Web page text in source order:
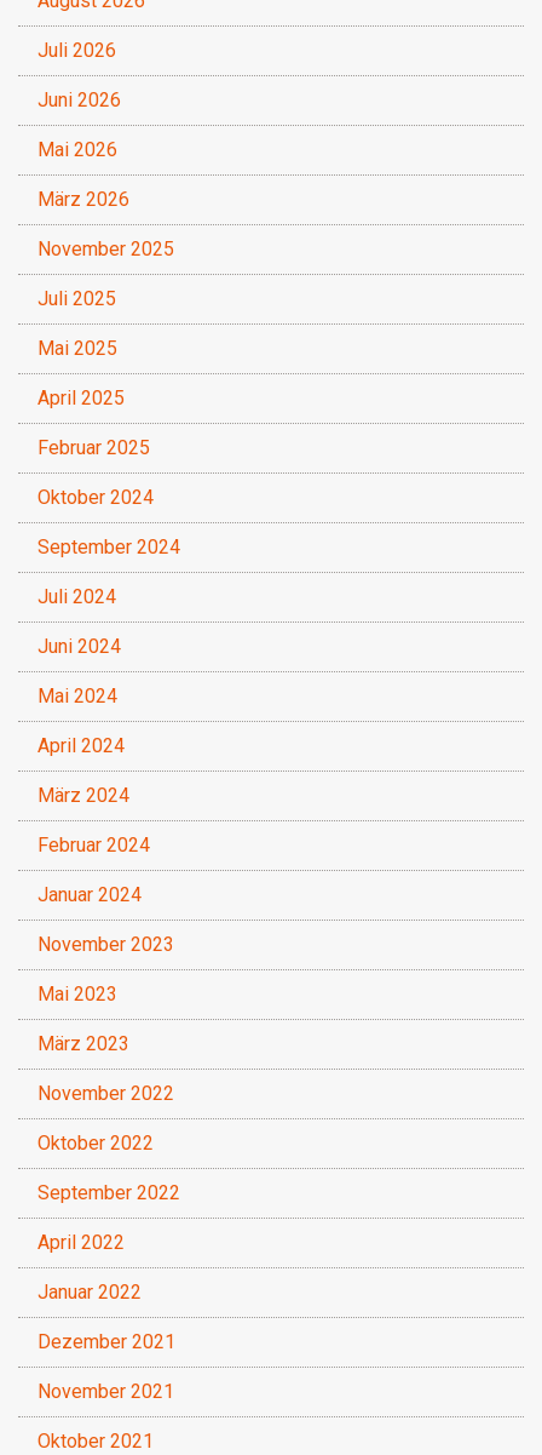
Juli 2026
Juni 2026
Mai 2026
März 2026
November 2025
Juli 2025
Mai 2025
April 2025
Februar 2025
Oktober 2024
September 2024
Juli 2024
Juni 2024
Mai 2024
April 2024
März 2024
Februar 2024
Januar 2024
November 2023
Mai 2023
März 2023
November 2022
Oktober 2022
September 2022
April 2022
Januar 2022
Dezember 2021
November 2021
Oktober 2021